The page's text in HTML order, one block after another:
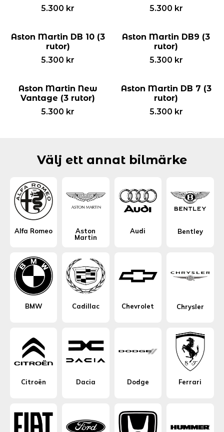
5.300 kr
5.300 kr
Aston Martin DB 10 (3
rutor)
5.300 kr
Aston Martin DB9 (3
rutor)
5.300 kr
Aston Martin New
Vantage (3 rutor)
5.300 kr
Aston Martin DB 7 (3
rutor)
5.300 kr
Välj ett annat bilmärke
Alfa Romeo
Aston
Martin
Audi Bentley
BMW Cadillac Chevrolet Chrysler
Citroën Dacia Dodge Ferrari